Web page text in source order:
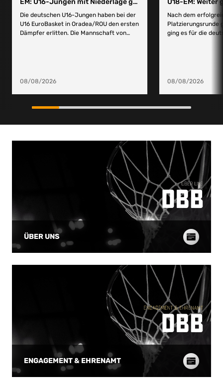
EM: U16-Jungen mit Niederlage gegen Slowenien
Die deutschen U16-Jungen haben bei der
U16 EuroBasket in Oradea/ROU den ersten
Dämpfer erlitten. Die Mannschaft von
13:21). Morgen geht es dann zum
Frankreich (9.8.26, 19.30 Uhr, live und
kostenlos auf dem YouTube-Kanal der
Druck in der Defense. Und mit Attacken
auf den gegnerischen Korb (6:8, 4.). Johan
Meinberg handelte sich sehr schnell zwei
Fouls ein und musste erst einmal auf die
Bank. Die Partie war häufig unterbrochen,
die Punkte fielen alle direkt am Brett oder
nach Freiwürfen (9:10, „and one“ Jaron
Braun, 5.). Sloweniens Center Tim Hegic
machte Probleme, das DBB-Team tat sich
schwer einen Rhythmus zu finden (9:16,
6.), Auszeit Deutschland. Slowenien war in
dieser Phase klar spielbestimmend und
nach sieben Minuten zweistellig vorne
Punkten der Slowenen kam Deutschland
wieder zum Erfolg. Der Dreier von Linus
Ohr tat richtig gut (15:25, 9.), nach zehn
Minuten hieß es nach einem Dreier von
Oliver Papez 19:29. Ohr und Egbe Der in
diesem Sommer so sensationell
erfolgreiche slowenische Nachwuchs
(U18- und U20-Europameister) übte
weiterhin viel Druck auf die DBB-
Youngster aus, mit dem diese jetzt besser
zurecht kamen. Der bis dahin unauffällige
Egbe checkte mit drei Freiwurftreffern ein
und ein Dreier von Ohr bedeutete das
08/08/2026
U18-EM: Weiter
Nach dem
Platzierungsrunde
ging es für die
Michel behielt mit
Platzierungsspiel
neun. Guter Start
Gierlich sorgten
drei Minuten.
eines Dreiers
der deutschen
entgegensetzen
von Diana Ivancic
die deutsche
(15:7, 8.).
Viertel mit 19:10
Hohes Pressing
Viertel begann
Sloweninnen
ursprünglichen
(21:12,13) und
einer hohen und
Fehlern im
Noemie Schönauer
bauten die
und Slowenien
25:14 mit einem
nach dem Timeout
welche die
zu nutzen wusste
08/08/2026
ÜBER UNS
ENGAGEMENT & EHRENAMT